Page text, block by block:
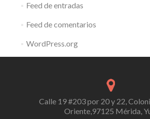
Feed de entradas
Feed de comentarios
WordPress.org
Calle 19 #203 por 20 y 22,
Oriente,97125 Mérida,